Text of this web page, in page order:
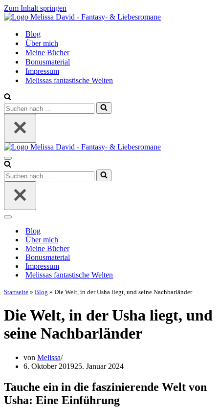
Zum Inhalt springen
Blog
Über mich
Meine Bücher
Bonusmaterial
Impressum
Melissas fantastische Welten
Suchen
nach …
Navigationsmenü
Suchen
nach …
Navigationsmenü
Blog
Über mich
Meine Bücher
Bonusmaterial
Impressum
Melissas fantastische Welten
Startseite » Blog » Die Welt, in der Usha liegt, und seine Nachbarländer
Die Welt, in der Usha liegt, und
seine Nachbarländer
von Melissa
6. Oktober 201925. Januar 2024
Tauche ein in die faszinierende Welt von
Usha: Eine Einführung